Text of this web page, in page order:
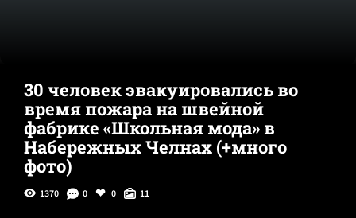
30 человек эвакуировались во
время пожара на швейной
фабрике «Школьная мода» в
Набережных Челнах (+много
фото)
1370 0 0 11